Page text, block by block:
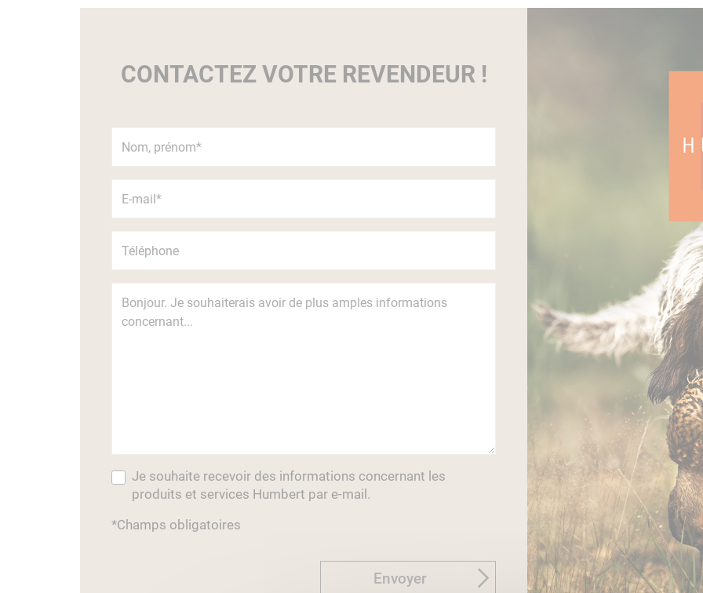
CONTACTEZ VOTRE REVENDEUR !
Je souhaite recevoir des informations concernant les
produits et services Humbert par e-mail.
*Champs obligatoires
Envoyer